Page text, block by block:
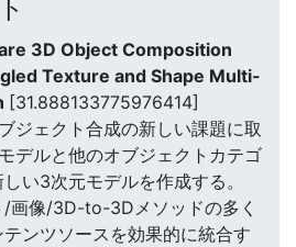
3D Object Composition
Texture and Shape Multi-
[31.888133775976414]
ジェクト合成の新しい課題に取
デルと他のオブジェクトカテゴ
い3次元モデルを作成する。
/画像/3D-to-3Dメソッドの多く
ンツソースを効果的に統合す